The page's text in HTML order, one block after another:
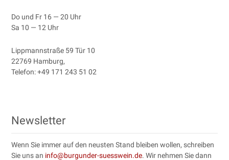
Do und Fr 16 — 20 Uhr
Sa 10 — 12 Uhr
Lipp­mannstraße 59 Tür 10
22769 Ham­burg,
Tele­fon:+49 171 243 51 02
Newsletter
Wenn Sie immer auf den neusten Stand bleiben wollen, schreiben
Sie uns an info@burgunder-suesswein.de. Wir nehmen Sie dann